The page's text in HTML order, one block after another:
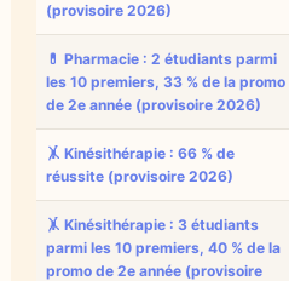
(provisoire 2026)
💊 Pharmacie : 2 étudiants parmi
les 10 premiers, 33 % de la promo
de 2e année (provisoire 2026)
🤸 Kinésithérapie : 66 % de
réussite (provisoire 2026)
🤸 Kinésithérapie : 3 étudiants
parmi les 10 premiers, 40 % de la
promo de 2e année (provisoire